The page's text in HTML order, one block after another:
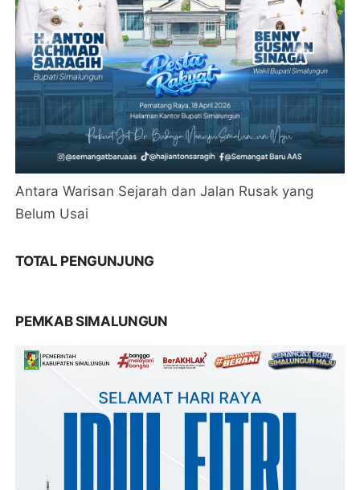
Antara Warisan Sejarah dan Jalan Rusak yang
Belum Usai
TOTAL PENGUNJUNG
PEMKAB SIMALUNGUN